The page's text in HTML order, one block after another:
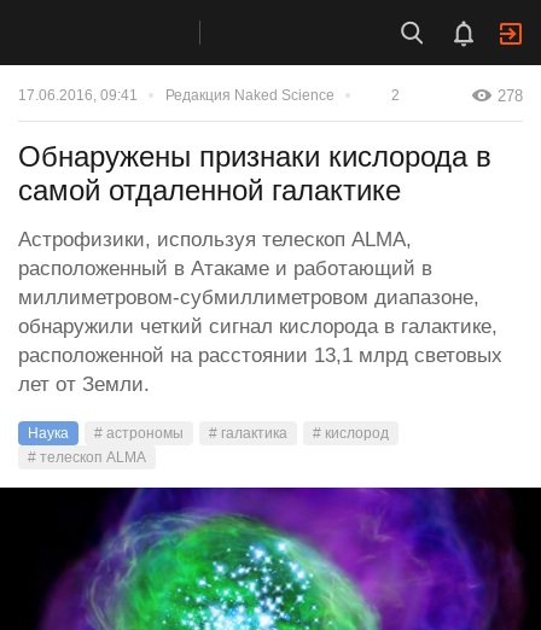
17.06.2016, 09:41 Редакция Naked Science 2 278
Обнаружены признаки кислорода в
самой отдаленной галактике
Астрофизики, используя телескоп ALMA,
расположенный в Атакаме и работающий в
миллиметровом-субмиллиметровом диапазоне,
обнаружили четкий сигнал кислорода в галактике,
расположенной на расстоянии 13,1 млрд световых
лет от Земли.
Наука # астрономы # галактика
# кислород
# телескоп ALMA